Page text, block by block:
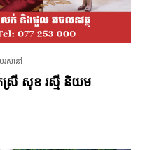
រស់នៅ
រី សុខ រស្មី និយម